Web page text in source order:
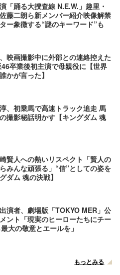
「踊る大捜査線 N.E.W.」趣里・
藤二朗ら新メンバー紹介映像解禁
ー象徴する“謎のキーワード”も
映画撮影中に外部との連絡控えた
卒業後初主演で母親役に【世界
かが言った】
、初乗馬で高速トラック追走 馬
撮影秘話明かす【キングダム 魂
賢人への熱いリスペクト「賢人の
みんな頑張る」“信”としての姿を
ダム 魂の決戦】
演者、劇場版「TOKYO MER」公
ント「現実のヒーローたちにチー
大の敬意とエールを」
もっとみる